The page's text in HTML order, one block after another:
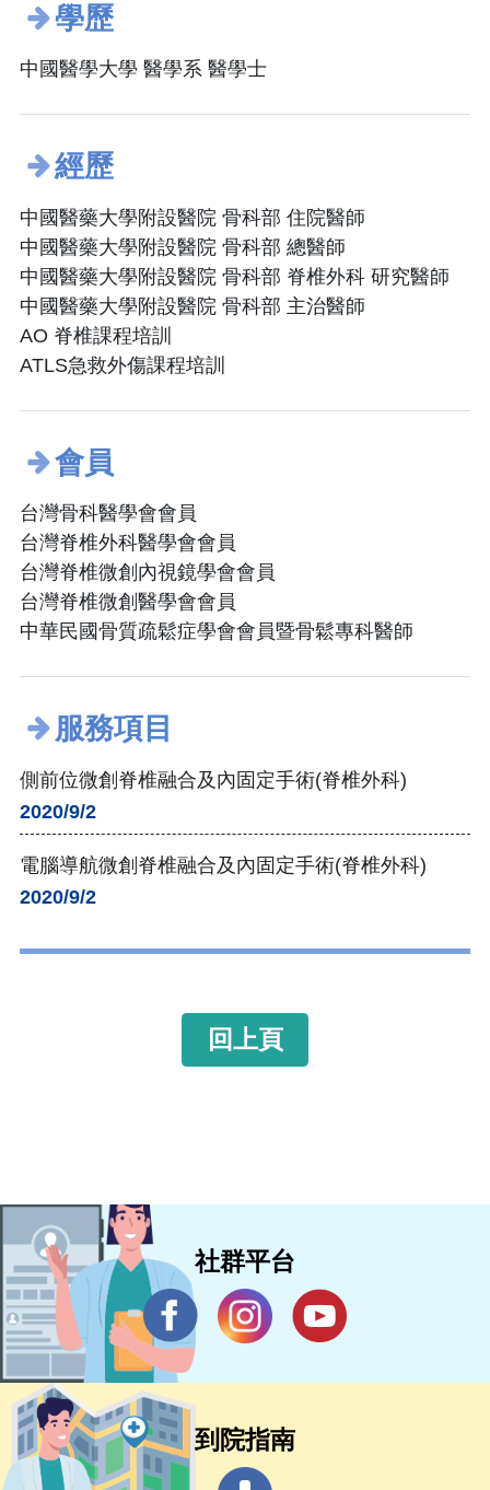
學歷
中國醫學大學 醫學系 醫學士
經歷
中國醫藥大學附設醫院 骨科部 住院醫師
中國醫藥大學附設醫院 骨科部 總醫師
中國醫藥大學附設醫院 骨科部 脊椎外科 研究醫師
中國醫藥大學附設醫院 骨科部 主治醫師
AO 脊椎課程培訓
ATLS急救外傷課程培訓
會員
台灣骨科醫學會會員
台灣脊椎外科醫學會會員
台灣脊椎微創內視鏡學會會員
台灣脊椎微創醫學會會員
中華民國骨質疏鬆症學會會員暨骨鬆專科醫師
服務項目
側前位微創脊椎融合及內固定手術(脊椎外科)
2020/9/2
電腦導航微創脊椎融合及內固定手術(脊椎外科)
2020/9/2
回上頁
社群平台
到院指南